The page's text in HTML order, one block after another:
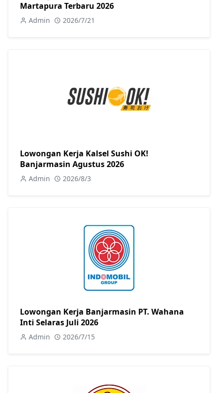
Martapura Terbaru 2026
Admin 2026/7/21
Lowongan Kerja Kalsel Sushi OK!
Banjarmasin Agustus 2026
Admin 2026/8/3
Lowongan Kerja Banjarmasin PT. Wahana
Inti Selaras Juli 2026
Admin 2026/7/15